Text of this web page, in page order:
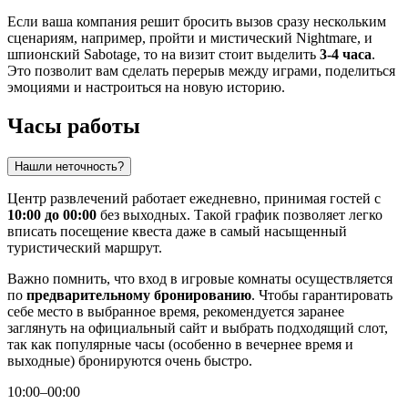
Если ваша компания решит бросить вызов сразу нескольким
сценариям, например, пройти и мистический Nightmare, и
шпионский Sabotage, то на визит стоит выделить 3-4 часа.
Это позволит вам сделать перерыв между играми, поделиться
эмоциями и настроиться на новую историю.
Часы работы
Нашли неточность?
Центр развлечений работает ежедневно, принимая гостей с
10:00 до 00:00 без выходных. Такой график позволяет легко
вписать посещение квеста даже в самый насыщенный
туристический маршрут.
Важно помнить, что вход в игровые комнаты осуществляется
по предварительному бронированию. Чтобы гарантировать
себе место в выбранное время, рекомендуется заранее
заглянуть на официальный сайт и выбрать подходящий слот,
так как популярные часы (особенно в вечернее время и
выходные) бронируются очень быстро.
10:00–00:00